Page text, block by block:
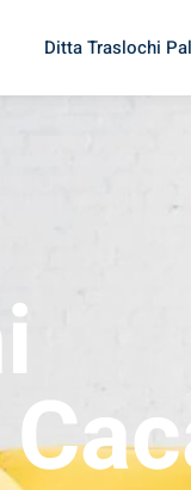
Ditta Traslochi